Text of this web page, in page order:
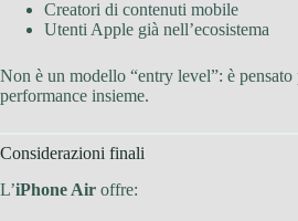
Creatori di contenuti mobile
Utenti Apple già nell’ecosistema
Non è un modello “entry level”: è
performance insieme.
Considerazioni finali
L’iPhone Air offre: